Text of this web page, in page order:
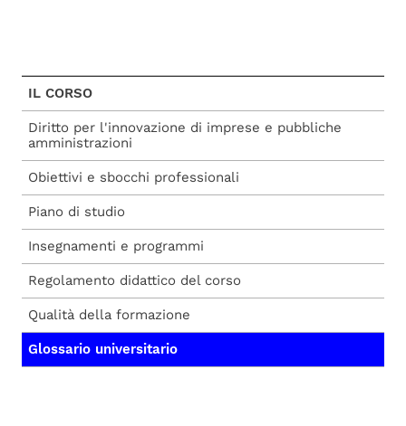
IL CORSO
Diritto per l'innovazione di imprese e pubbliche
amministrazioni
Obiettivi e sbocchi professionali
Piano di studio
Insegnamenti e programmi
Regolamento didattico del corso
Qualità della formazione
Glossario universitario